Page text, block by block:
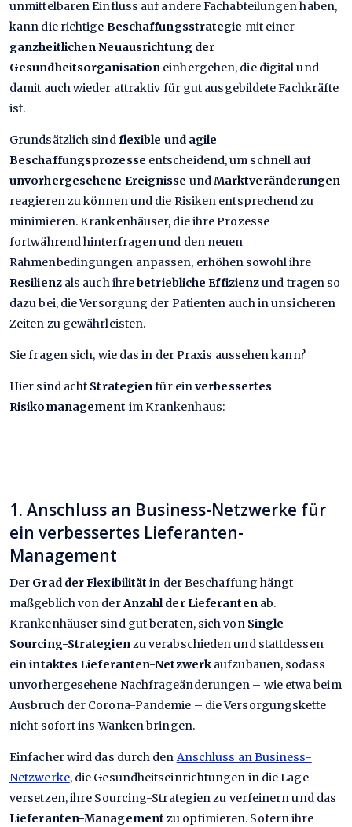
unmittelbaren Einfluss auf andere Fachabteilungen haben,
kann die richtige Beschaffungsstrategie mit einer
ganzheitlichen Neuausrichtung der
Gesundheitsorganisation einhergehen, die digital und
damit auch wieder attraktiv für gut ausgebildete Fachkräfte
ist.
Grundsätzlich sindflexible und agile
Beschaffungsprozesse entscheidend, um schnell auf
unvorhergesehene Ereignisse undMarktveränderungen
reagieren zu können und die Risiken entsprechend zu
minimieren. Krankenhäuser, die ihre Prozesse
fortwährend hinterfragen und den neuen
Rahmenbedingungen anpassen, erhöhen sowohl ihre
Resilienz als auch ihrebetriebliche Effizienzund tragen so
dazu bei, die Versorgung der Patienten auch in unsicheren
Zeiten zu gewährleisten.
Sie fragen sich, wie das in der Praxis aussehen kann?
Hier sind achtStrategienfür einverbessertes
Risikomanagement im Krankenhaus:
1. Anschluss an Business-Netzwerke für
ein verbessertes Lieferanten-
Management
Der Grad der Flexibilität in der Beschaffung hängt
maßgeblich von derAnzahl der Lieferantenab.
Krankenhäuser sind gut beraten, sich von Single-
Sourcing-Strategienzu verabschieden und stattdessen
einintaktes Lieferanten-Netzwerk aufzubauen, sodass
unvorhergesehene Nachfrageänderungen – wie etwa beim
Ausbruch der Corona-Pandemie – die Versorgungskette
nicht sofort ins Wanken bringen.
Einfacher wird das durch den Anschluss an Business-
Netzwerke, die Gesundheitseinrichtungen in die Lage
versetzen, ihre Sourcing-Strategien zu verfeinern und das
Lieferanten-Management zu optimieren. Sofern ihre